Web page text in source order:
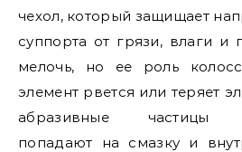
чехол, который защищает
суппорта от грязи, влаги и
мелочь, но ее роль
элемент рвется или теряет
абразивные частицы
попадают на смазку и